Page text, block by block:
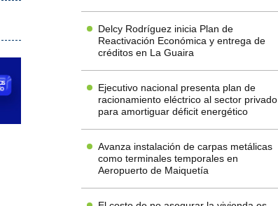
Delcy Rodríguez inicia Plan de
Reactivación Económica y entrega de
créditos en La Guaira
Ejecutivo nacional presenta plan de
racionamiento eléctrico al sector privado
para amortiguar déficit energético
Avanza instalación de carpas metálicas
como terminales temporales en
Aeropuerto de Maiquetía